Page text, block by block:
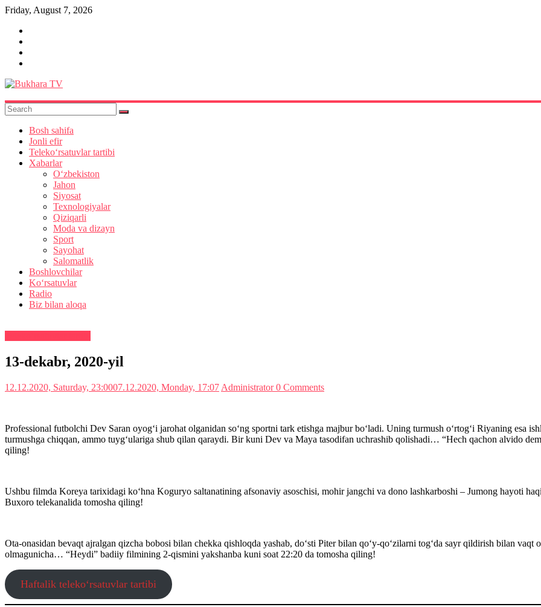
Skip
content
Friday, August 7, 2026
Bukhara
TV
Bosh sahifa
Jonli efir
Teleko‘rsatuvlar tartibi
Xabarlar
O‘zbekiston
Jahon
Siyosat
Texnologiyalar
Qiziqarli
Moda va dizayn
Sport
Sayohat
Salomatlik
Boshlovchilar
Ko‘rsatuvlar
Radio
Biz bilan aloqa
13-dekabr, 2020-yil
12.12.2020, Saturday, 23:0007.12.2020, Monday, 17:07 Administrator0 Comments
Professional futbolchi Dev Saran oyog‘i jarohat olganidan so‘ng sportni tark etishga majbur bo‘ladi. Uning turmush o‘rtog‘i Riyaning esa
turmushga chiqqan, ammo tuyg‘ulariga shub qilan qaraydi. Bir kuni Dev va Maya tasodifan uchrashib qolishadi… “Hech qachon alvido
qiling!
Ushbu filmda Koreya tarixidagi ko‘hna Koguryo saltanatining afsonaviy asoschisi, mohir jangchi va dono lashkarboshi – Jumong hayoti
Buxoro telekanalida tomosha qiling!
Ota-onasidan bevaqt ajralgan qizcha bobosi bilan chekka qishloqda yashab, doʻsti Piter bilan qoʻy-qoʻzilarni togʻda sayr qildirish bilan
olmagunicha… “Heydi” badiiy filmining 2-qismini yakshanba kuni soat 22:20 da tomosha qiling!
Haftalik teleko‘rsatuvlar tartibi